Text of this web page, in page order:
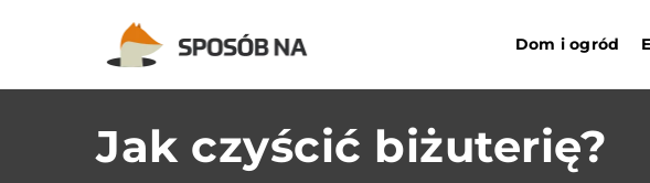
Dom i ogród
Jak czyścić biżuterię?